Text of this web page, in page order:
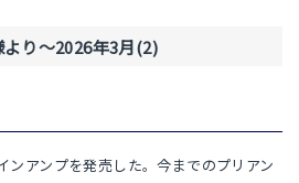
り～2026年3月(2)
ンアンプを発売した。今までのプリアン